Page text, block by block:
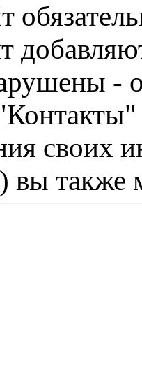
-
своих
вы также